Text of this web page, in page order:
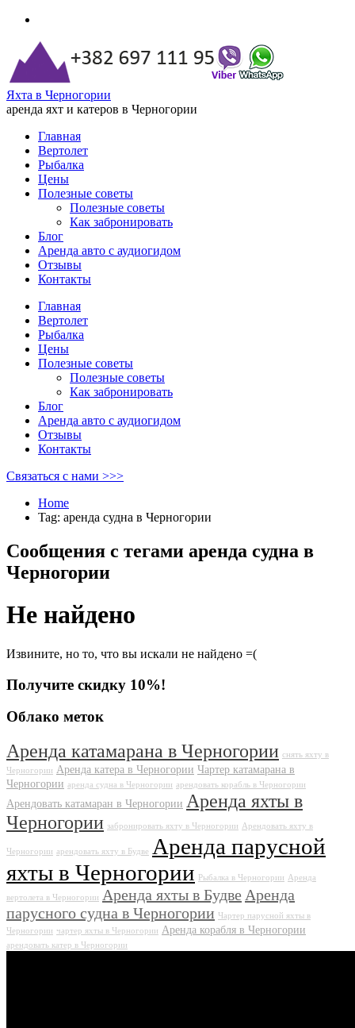
Яхта в Черногории
аренда яхт и катеров в Черногории
Главная
Вертолет
Рыбалка
Цены
Полезные советы
Полезные советы
Как забронировать
Блог
Аренда авто с аудиогидом
Отзывы
Контакты
Главная
Вертолет
Рыбалка
Цены
Полезные советы
Полезные советы
Как забронировать
Блог
Аренда авто с аудиогидом
Отзывы
Контакты
Связаться с нами >>>
Home
Tag: аренда судна в Черногории
Сообщения с тегами аренда судна в
Черногории
Не найдено
Извините, но то, что вы искали не найдено =(
Получите скидку 10%!
Облако меток
Аренда катамарана в Черногории снять яхту в
Черногории Аренда катера в Черногории Чартер катамарана в
Черногории аренда судна в Черногории арендовать корабль в Черногории
Арендовать катамаран в Черногории Аренда яхты в
Черногории забронировать яхту в Черногории Арендовать яхту в
Черногории арендовать яхту в Будве
Аренда парусной
яхты в Черногории
Рыбалка в Черногории Аренда
вертолета в Черногории Аренда яхты в Будве Аренда
парусного судна в Черногории Чартер парусной яхты в
Черногории чартер яхты в Черногории Аренда корабля в Черногории
арендовать катер в Черногории